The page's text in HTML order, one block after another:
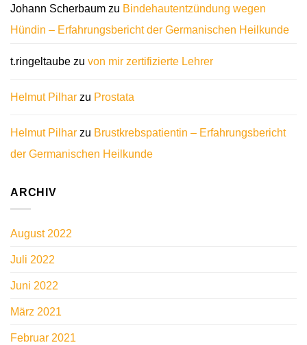
Johann Scherbaum zu Bindehautentzündung wegen
Hündin – Erfahrungsbericht der Germanischen Heilkunde
t.ringeltaube zu von mir zertifizierte Lehrer
Helmut Pilhar zu Prostata
Helmut Pilhar zu Brustkrebspatientin – Erfahrungsbericht
der Germanischen Heilkunde
ARCHIV
August 2022
Juli 2022
Juni 2022
März 2021
Februar 2021